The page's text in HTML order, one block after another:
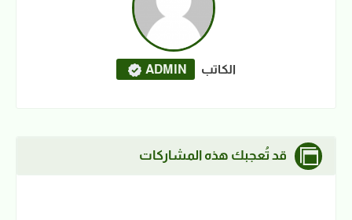
الكاتب ADMIN
قد تُعجبك هذه المشاركات